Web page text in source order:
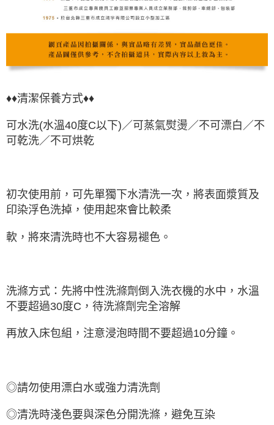
♦♦清潔保養方式♦♦
可水洗(水溫40度C以下)／可蒸氣熨燙／不可漂白／不
可乾洗／不可烘乾
初次使用前，可先單獨下水清洗一次，將表面漿質及
印染浮色洗掉，使用起來會比較柔
軟，將來清洗時也不大容易褪色。
洗滌方式：先將中性洗滌劑倒入洗衣機的水中，水溫
不要超過30度C，待洗滌劑完全溶解
再放入床包組，注意浸泡時間不要超過10分鐘。
◎請勿使用漂白水或強力清洗劑
◎清洗時淺色要與深色分開洗滌，避免互染